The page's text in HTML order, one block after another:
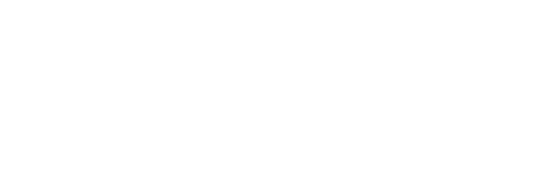
otwiera się w nowym oknie